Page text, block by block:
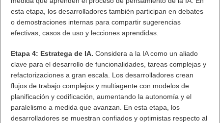
esta etapa, los desarrolladores también participan en debates
o demostraciones internas para compartir sugerencias
efectivas, casos de uso y lecciones aprendidas.
Etapa 4: Estratega de IA. Considera a la IA como un aliado
clave para el desarrollo de funcionalidades, tareas complejas y
refactorizaciones a gran escala. Los desarrolladores crean
flujos de trabajo complejos y multiagente con modelos de
planificación y codificación, aumentando la autonomía y el
paralelismo a medida que avanzan. En esta etapa, los
desarrolladores se muestran confiados y optimistas respecto al